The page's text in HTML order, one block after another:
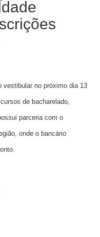
vestibular no próximo dia 13
de bacharelado,
parceria com o
onde o bancário